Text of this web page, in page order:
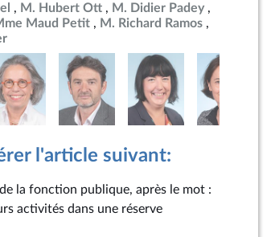
M. Hubert Ott
M. Didier Padey
Maud Petit
M. Richard Ramos
l'article suivant:
la fonction publique, après le mot :
activités dans une réserve